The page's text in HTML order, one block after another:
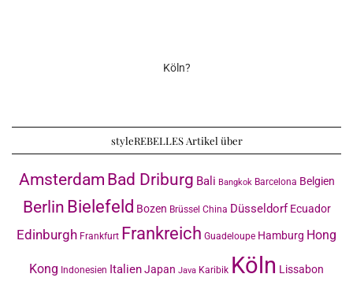
Köln?
styleREBELLES Artikel über
Amsterdam Bad Driburg Bali Bangkok Barcelona Belgien
Berlin Bielefeld Bozen Brüssel China Düsseldorf Ecuador
Edinburgh Frankfurt Frankreich Guadeloupe Hamburg Hong
Kong Indonesien ItalienJapan Java Karibik Köln Lissabon